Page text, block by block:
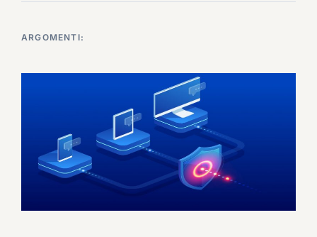
ARGOMENTI: